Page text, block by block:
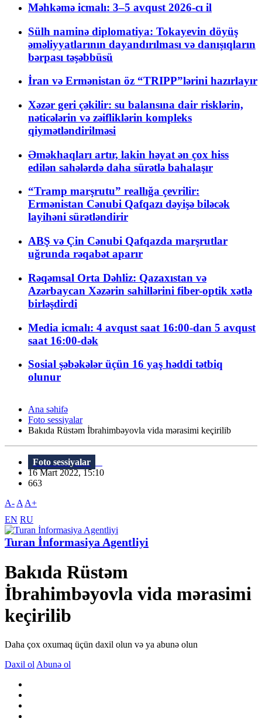
Məhkəmə icmalı: 3–5 avqust 2026-cı il
Sülh naminə diplomatiya: Tokayevin döyüş
əməliyyatlarının dayandırılması və danışıqların
bərpası təşəbbüsü
İran və Ermənistan öz “TRIPP”lərini hazırlayır
Xəzər geri çəkilir: su balansına dair risklərin,
nəticələrin və zəifliklərin kompleks
qiymətləndirilməsi
Əməkhaqları artır, lakin həyat ən çox hiss
edilən sahələrdə daha sürətlə bahalaşır
“Tramp marşrutu” reallığa çevrilir:
Ermənistan Cənubi Qafqazı dəyişə biləcək
layihəni sürətləndirir
ABŞ və Çin Cənubi Qafqazda marşrutlar
uğrunda rəqabət aparır
Rəqəmsal Orta Dəhliz: Qazaxıstan və
Azərbaycan Xəzərin sahillərini fiber-optik xətlə
birləşdirdi
Media icmalı: 4 avqust saat 16:00-dan 5 avqust
saat 16:00-dək
Sosial şəbəkələr üçün 16 yaş həddi tətbiq
olunur
Ana səhifə
Foto sessiyalar
Bakıda Rüstəm İbrahimbəyovla vida mərasimi keçirilib
Foto sessiyalar
16 Mart 2022, 15:10
663
A- A A+
EN RU
Turan İnformasiya Agentliyi
Bakıda Rüstəm
İbrahimbəyovla vida mərasimi
keçirilib
Daha çox oxumaq üçün daxil olun və ya abunə olun
Daxil ol Abunə ol